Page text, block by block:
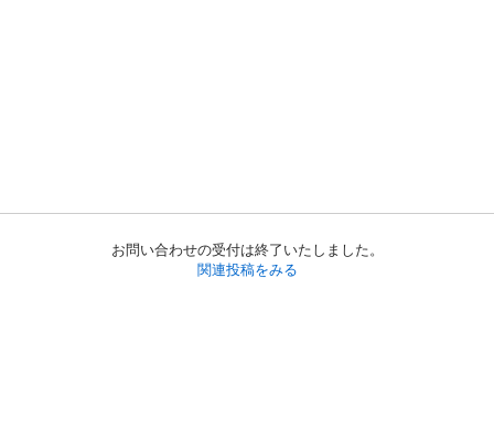
お問い合わせの受付は終了いたしました。
関連投稿をみる